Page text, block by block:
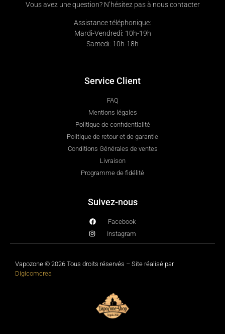
Vous avez une question? N’hésitez pas à nous contacter
Assistance téléphonique:
Mardi-Vendredi: 10h-19h
Samedi: 10h-18h
Service Client
FAQ
Mentions légales
Politique de confidentialité
Politique de retour et de garantie
Conditions Générales de ventes
Livraison
Programme de fidélité
Suivez-nous
Facebook
Instagram
Vapozone © 2026 Tous droits réservés – Site réalisé par
Digicomcrea